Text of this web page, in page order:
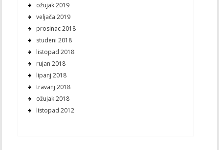
ožujak 2019
veljača 2019
prosinac 2018
studeni 2018
listopad 2018
rujan 2018
lipanj 2018
travanj 2018
ožujak 2018
listopad 2012